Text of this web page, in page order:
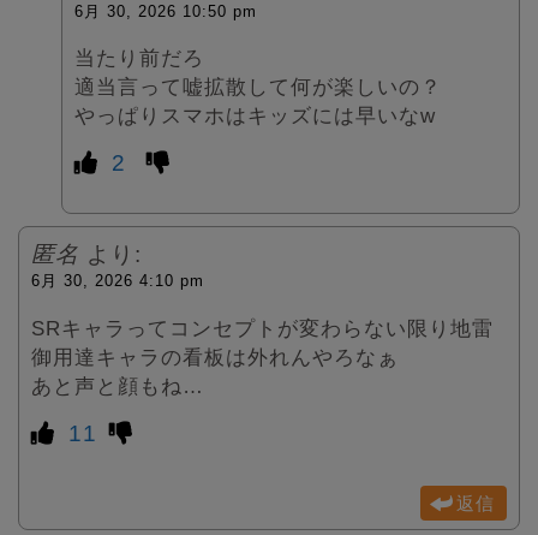
6月 30, 2026 10:50 pm
当たり前だろ
適当言って嘘拡散して何が楽しいの？
やっぱりスマホはキッズには早いなw
2
匿名 より:
6月 30, 2026 4:10 pm
SRキャラってコンセプトが変わらない限り地雷
御用達キャラの看板は外れんやろなぁ
あと声と顔もね…
11
返信